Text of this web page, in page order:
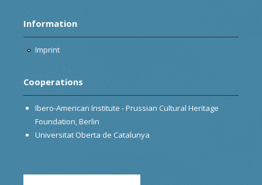
Information
Imprint
Cooperations
Ibero-American Institute - Prussian Cultural Heritage
Foundation, Berlin
Universitat Oberta de Catalunya